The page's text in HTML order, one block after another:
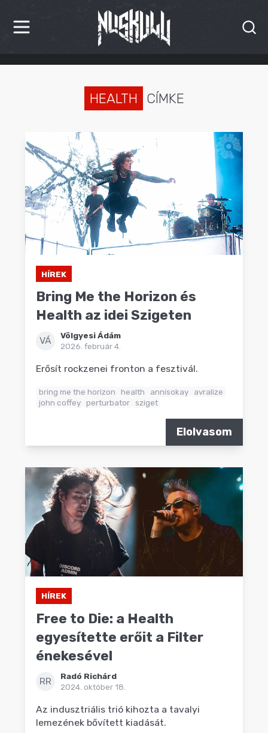
HÍREK
INTERJÚK
PREMIEREK
KULT
MÁSVILÁG
HEALTH CÍMKE
HÍREK
Bring Me the Horizon és
Health az idei Szigeten
VÁ
Völgyesi Ádám
2026. február 4.
Erősít rockzenei fronton a fesztivál.
bring me the horizon health annisokay
avralize
john coffey perturbator sziget
Elolvasom
HÍREK
Free to Die: a Health
egyesítette erőit a Filter
énekesével
RR
Radó Richárd
2024. október 18.
Az indusztriális trió kihozta a tavalyi
lemezének bővített kiadását.